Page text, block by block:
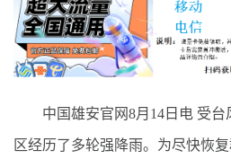
中国雄安官网8月14日电 受台
区经历了多轮强降雨。为尽快恢